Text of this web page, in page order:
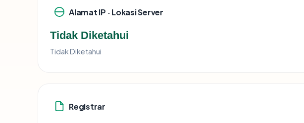
Alamat IP · Lokasi Server
Tidak Diketahui
Tidak Diketahui
Registrar